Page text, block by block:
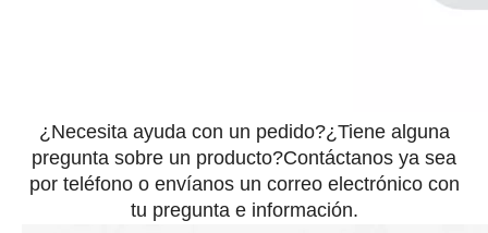
¿Necesita ayuda con un pedido?¿Tiene alguna
pregunta sobre un producto?Contáctanos ya sea
por teléfono o envíanos un correo electrónico con
tu pregunta e información.